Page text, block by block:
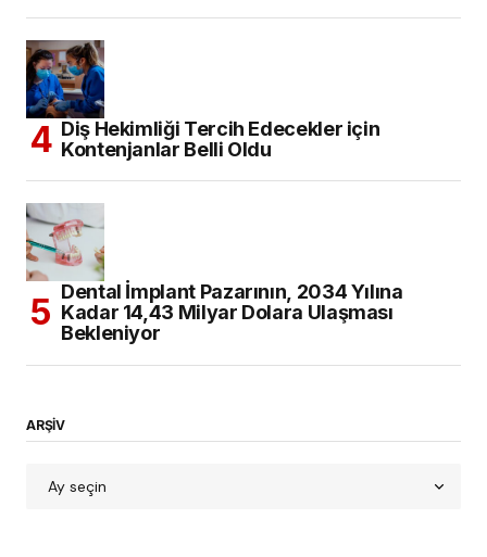
Diş Hekimliği Tercih Edecekler için
Kontenjanlar Belli Oldu
Dental İmplant Pazarının, 2034 Yılına
Kadar 14,43 Milyar Dolara Ulaşması
Bekleniyor
ARŞİV